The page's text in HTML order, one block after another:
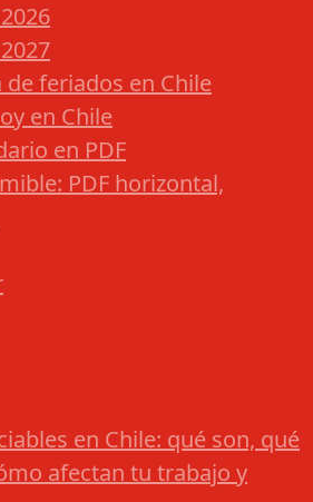
feriados en Chile
en Chile
en PDF
PDF horizontal,
en Chile: qué son, qué
afectan tu trabajo y